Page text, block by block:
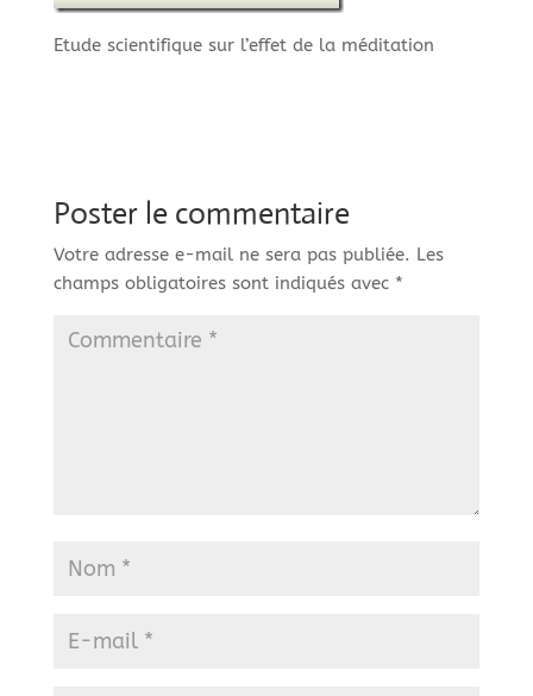
Etude scientifique sur l’effet de la méditation
Poster le commentaire
Votre adresse e-mail ne sera pas publiée. Les
champs obligatoires sont indiqués avec *